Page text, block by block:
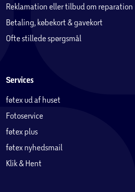
Reklamation eller tilbud om reparation
Betaling, købekort & gavekort
Ofte stillede spørgsmål
Services
føtex ud af huset
Fotoservice
føtex plus
føtex nyhedsmail
Klik & Hent